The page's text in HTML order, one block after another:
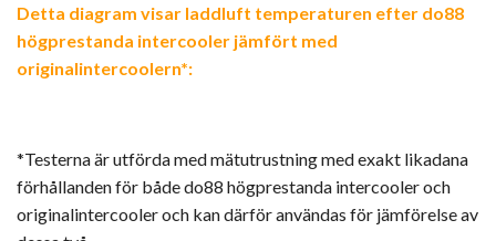
Detta diagram visar laddluft temperaturen efter do88
högprestanda intercooler jämfört med
originalintercoolern*:
*Testerna är utförda med mätutrustning med exakt likadana
förhållanden för både do88 högprestanda intercooler och
originalintercooler och kan därför användas för jämförelse av